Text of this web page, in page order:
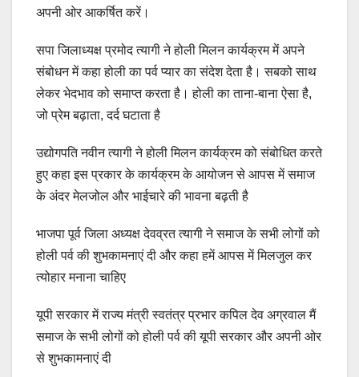
अपनी ओर आकर्षित करें।
सपा जिलाध्यक्ष प्रमोद त्यागी ने होली मिलन कार्यक्रम में अपने
संबोधन में कहा होली का पर्व प्यार का संदेश देता है। सबको साथ
लेकर भेदभाव को समाप्त करता है। होली का ताना-बाना ऐसा है,
जो प्रेम बढ़ाता, दर्द घटाता है
उद्योगपति नवीन त्यागी ने होली मिलन कार्यक्रम को संबोधित करते
हुए कहा इस प्रकार के कार्यक्रम के आयोजन से आपस में समाज
के अंदर मेलजोल और भाईचारे की भावना बढ़ती है
भाजपा पूर्व जिला अध्यक्ष देवव्रत त्यागी ने समाज के सभी लोगों को
होली पर्व की शुभकामनाएं दी और कहा हमें आपस में मिलजुल कर
त्योहार मनाना चाहिए
यूपी सरकार में राज्य मंत्री स्वतंत्र प्रभार कपिल देव अग्रवाल मैं
समाज के सभी लोगों को होली पर्व की यूपी सरकार और अपनी ओर
से शुभकामनाएं दी